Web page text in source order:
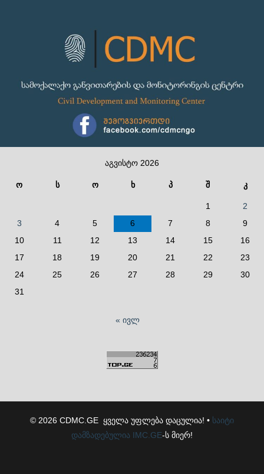
აგვისტო 2026
ო ს ო ხ პ შ კ
1
2
3
4 5 6 7 8
9
10
11 12 13 14 15
16
17
18 19 20 21 22
23
24
25 26 27 28 29
30
31
« ივლ
© 2026 CDMC.GE ყველა უფლება დაცულია! • საიტი
დამზადებულია IMC.GE-ს მიერ!